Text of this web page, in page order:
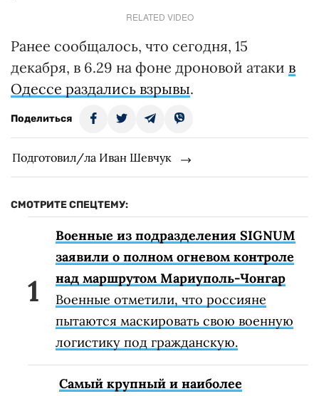
RELATED VIDEO
Ранее сообщалось, что сегодня, 15
декабря, в 6.29 на фоне дроновой атаки в
Одессе раздались взрывы.
Поделиться
Подготовил/ла Иван Шевчук
СМОТРИТЕ СПЕЦТЕМУ:
Военные из подразделения SIGNUM
заявили о полном огневом контроле
над маршрутом Мариуполь-Чонгар
Военные отметили, что россияне
пытаются маскировать свою военную
логистику под гражданскую.
Самый крупный и наиболее